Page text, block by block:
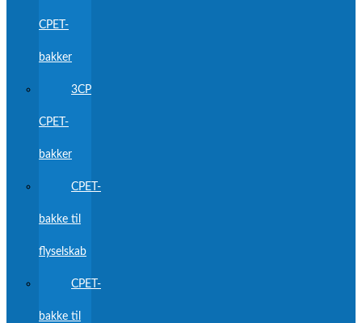
CPET-
bakker
3CP
CPET-
bakker
CPET-
bakke til
flyselskab
CPET-
bakke til